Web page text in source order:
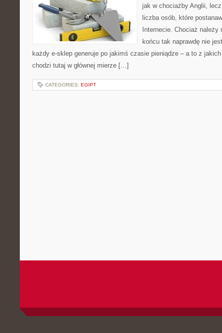
jak w chociażby Anglii,
liczba osób, które
Internecie. Chociaż
końcu tak naprawdę nie
każdy e-sklep generuje po jakimś czasie pieniądze – a to z
chodzi tutaj w głównej mierze […]
CATEGORIES: EGIPT